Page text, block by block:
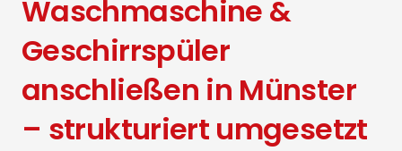
Waschmaschine &
Geschirrspüler
anschließen in Münster
– strukturiert umgesetzt